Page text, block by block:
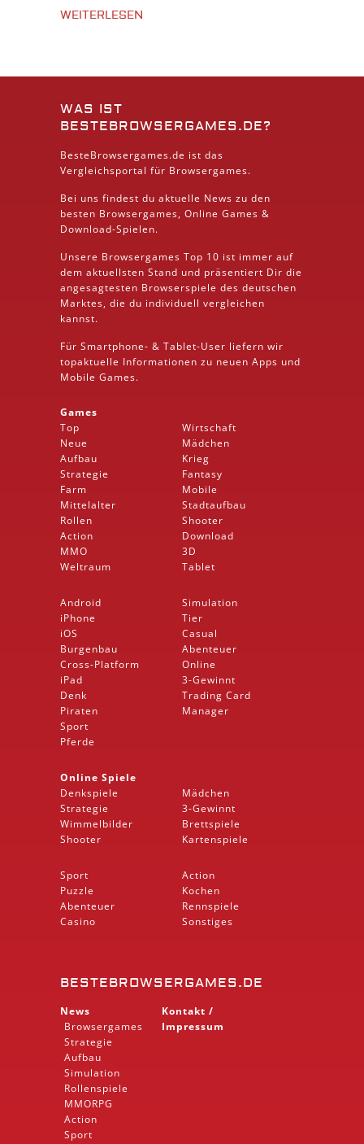
WEITERLESEN
WAS IST
BESTEBROWSERGAMES.DE?
BesteBrowsergames.de ist das
Vergleichsportal für Browsergames.
Bei uns findest du aktuelle News zu den
besten Browsergames, Online Games &
Download-Spielen.
Unsere Browsergames Top 10 ist immer auf
dem aktuellsten Stand und präsentiert Dir die
angesagtesten Browserspiele des deutschen
Marktes, die du individuell vergleichen
kannst.
Für Smartphone- & Tablet-User liefern wir
topaktuelle Informationen zu neuen Apps und
Mobile Games.
Games
Top
Neue
Aufbau
Strategie
Farm
Mittelalter
Rollen
Action
MMO
Weltraum
Wirtschaft
Mädchen
Krieg
Fantasy
Mobile
Stadtaufbau
Shooter
Download
3D
Tablet
Android
iPhone
iOS
Burgenbau
Cross-Platform
iPad
Denk
Piraten
Sport
Pferde
Simulation
Tier
Casual
Abenteuer
Online
3-Gewinnt
Trading Card
Manager
Online Spiele
Denkspiele
Strategie
Wimmelbilder
Shooter
Mädchen
3-Gewinnt
Brettspiele
Kartenspiele
Sport
Puzzle
Abenteuer
Casino
Action
Kochen
Rennspiele
Sonstiges
BESTEBROWSERGAMES.DE
News
Browsergames
Strategie
Aufbau
Simulation
Rollenspiele
MMORPG
Action
Sport
Kontakt /
Impressum